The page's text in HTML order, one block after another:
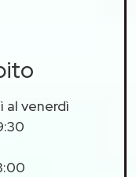
al venerdì